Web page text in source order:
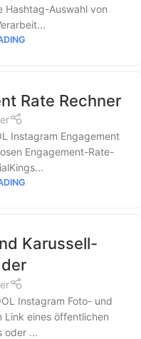
Hashtag-Auswahl von
Rate Rechner
Instagram Engagement
Engagement-Rate-
Karussell-
Instagram Foto- und
Link eines öffentlichen
oder ...